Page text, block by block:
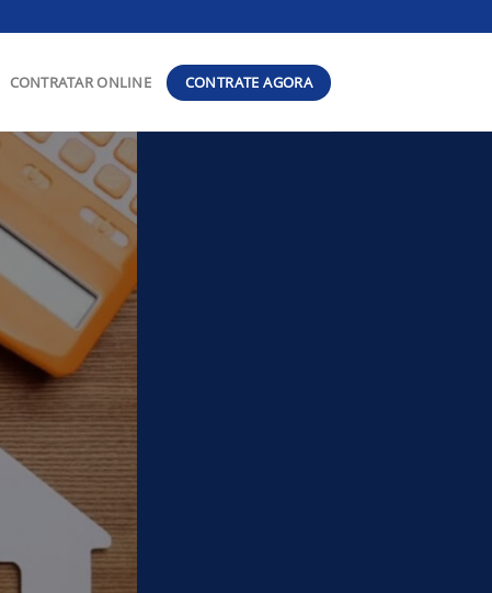
CONTRATAR ONLINE CONTRATE AGORA